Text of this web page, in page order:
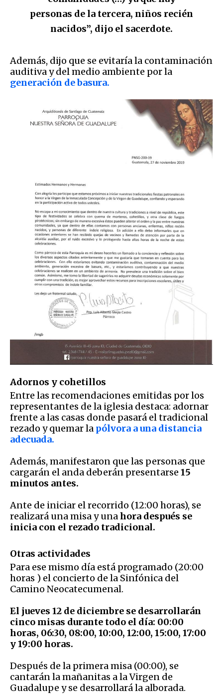
personas de la tercera, niños recién
nacidos”, dijo el sacerdote.
Además, dijo que se evitaría la contaminación
auditiva y del medio ambiente por la
generación de basura.
Adornos y cohetillos
Entre las recomendaciones emitidas por los
representantes de la iglesia destaca: adornar
frente a las casas donde pasará el tradicional
rezado y quemar la pólvora a una distancia
adecuada.
Además, manifestaron que las personas que
cargarán el anda deberán presentarse 15
minutos antes.
Ante de iniciar el recorrido (12:00 horas), se
realizará una misa y una hora después se
inicia con el rezado tradicional.
Otras actividades
Para ese mismo día está programado (20:00
horas ) el concierto de la Sinfónica del
Camino Neocatecumenal.
El jueves 12 de diciembre se desarrollarán
cinco misas durante todo el día: 00:00
horas, 06:30, 08:00, 10:00, 12:00, 15:00, 17:00
y 19:00 horas.
Después de la primera misa (00:00), se
cantarán la mañanitas a la Virgen de
Guadalupe y se desarrollará la alborada.